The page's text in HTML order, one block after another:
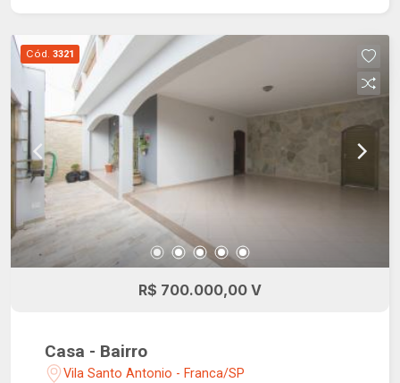
Cód. 3321
R$ 700.000,00 V
Casa - Bairro
Vila Santo Antonio - Franca/SP